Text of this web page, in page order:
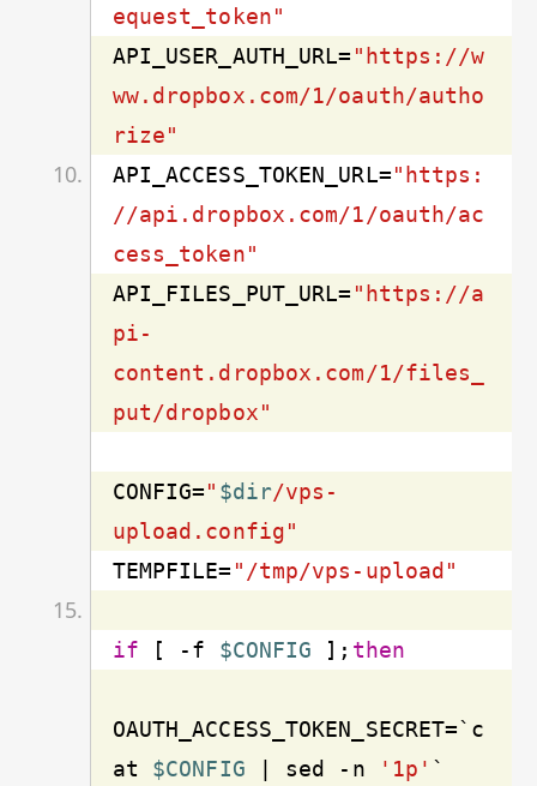
equest_token"
API_USER_AUTH_URL= "https://w
ww.dropbox.com/1/oauth/autho
rize"
API_ACCESS_TOKEN_URL="https:
//api.dropbox.com/1/oauth/ac
cess_token"
API_FILES_PUT_URL= "https://a
pi-
content.dropbox.com/1/files_
put/dropbox"
CONFIG=" $dir/vps-
upload.config"
TEMPFILE= "/tmp/vps-upload"
if [ -f $CONFIG ]; then
OAUTH_ACCESS_TOKEN_SECRET=`c
at $CONFIG | sed -n '1p'